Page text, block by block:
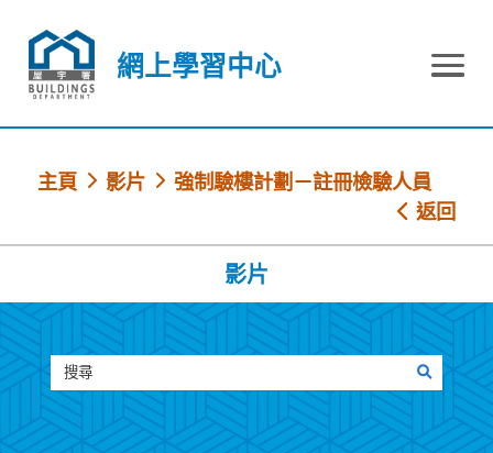
網上學習中心
主頁 影片
強制驗樓計劃－註冊檢驗人員
返回
影片
搜尋 搜尋影片